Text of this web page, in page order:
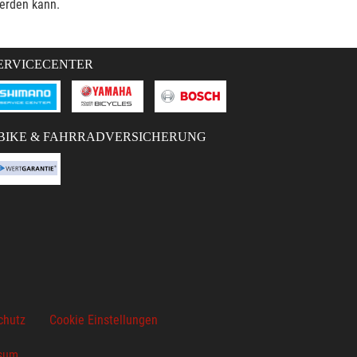
kann.
& FAHRRADVERSICHERUNG
Cookie Einstellungen